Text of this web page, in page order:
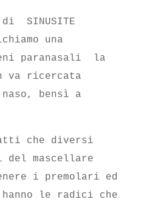
SINUSITE
una
paranasali la
va ricercata
bensì a
che diversi
del mascellare
i premolari ed
le radici che